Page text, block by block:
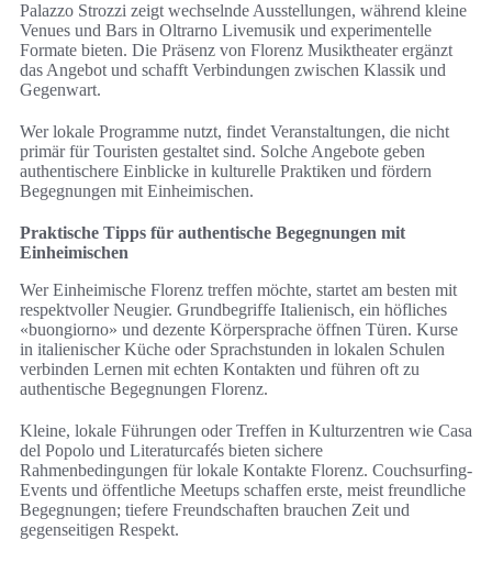
Palazzo Strozzi zeigt wechselnde Ausstellungen, während kleine
Venues und Bars in Oltrarno Livemusik und experimentelle
Formate bieten. Die Präsenz von Florenz Musiktheater ergänzt
das Angebot und schafft Verbindungen zwischen Klassik und
Gegenwart.
Wer lokale Programme nutzt, findet Veranstaltungen, die nicht
primär für Touristen gestaltet sind. Solche Angebote geben
authentischere Einblicke in kulturelle Praktiken und fördern
Begegnungen mit Einheimischen.
Praktische Tipps für authentische Begegnungen mit
Einheimischen
Wer Einheimische Florenz treffen möchte, startet am besten mit
respektvoller Neugier. Grundbegriffe Italienisch, ein höfliches
«buongiorno» und dezente Körpersprache öffnen Türen. Kurse
in italienischer Küche oder Sprachstunden in lokalen Schulen
verbinden Lernen mit echten Kontakten und führen oft zu
authentische Begegnungen Florenz.
Kleine, lokale Führungen oder Treffen in Kulturzentren wie Casa
del Popolo und Literaturcafés bieten sichere
Rahmenbedingungen für lokale Kontakte Florenz. Couchsurfing-
Events und öffentliche Meetups schaffen erste, meist freundliche
Begegnungen; tiefere Freundschaften brauchen Zeit und
gegenseitigen Respekt.